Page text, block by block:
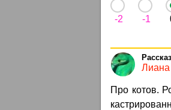
-2 -1
Лиана
Про котов.